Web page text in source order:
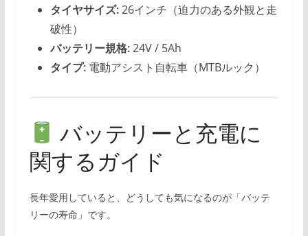
タイヤサイズ:26インチ（迫力のある外観と走
破性）
バッテリー規格:24V / 5Ah
タイプ:電動アシスト自転車（MTBルック）
バッテリーと充電に
関するガイド
長年愛用していると、どうしても気になるのが「バッテ
リーの寿命」です。